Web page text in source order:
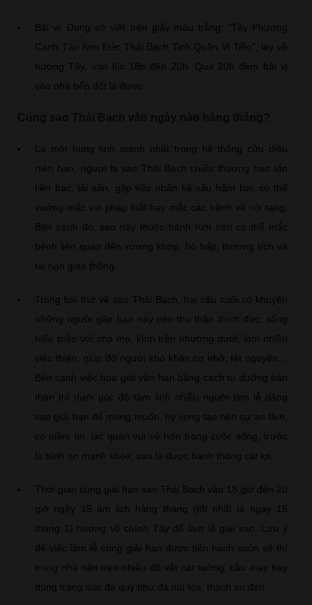
Bài vị: Dùng sớ viết trên giấy màu trắng: “Tây Phương
Canh Tân Kim Đức Thái Bạch Tinh Quân Vị Tiền”, lạy về
hướng Tây, vào lúc 18h đến 20h.​ Qua 20h đem bài vị
vào nhà bếp đốt là được.
Là một hung tinh mạnh nhất trong hệ thống cửu diệu
niên hạn, người bị sao Thái Bạch chiếu thường hao tốn
tiền bạc, tài sản, gặp tiểu nhân kẻ xấu hãm hại, có thể
vướng mắc với pháp luật hay mắc các bệnh về nội tạng.
Bên cạnh đó, sao này thuộc hành Kim nên có thể mắc
bệnh liên quan đến xương khớp, hô hấp, thương tích và
tai nạn giao thông.
Trong bài thơ về sao Thái Bạch, hai câu cuối có khuyên
những người gặp hạn này nên thu thân thích đức, sống
hiếu thảo với cha mẹ, kính trên nhường dưới, làm nhiều
việc thiện, giúp đỡ người khó khăn cơ nhỡ, tật nguyền…
Bên cạnh việc hóa giải vận hạn bằng cách tu dưỡng bản
thân thì dưới góc độ tâm linh nhiều người làm lễ dâng
sao giải hạn để mong muốn, hy vọng tạo nên sự an tâm,
có niềm tin, lạc quan vui vẻ hơn trong cuộc sống, trước
là bình an mạnh khỏe, sau là được hanh thông cát lợi.
Thời gian cúng giải hạn sao Thái Bạch vào 18 giờ đến 20
giờ ngày 15 âm lịch hàng tháng (tốt nhất là ngày 15
tháng 1) hướng về chính Tây để làm lễ giải sao. Lưu ý
để việc làm lễ cúng giải hạn được tiến hành suôn sẻ thì
trong nhà nên treo nhiều đồ vật cát tường, cầu may hay
dùng trang sức đá quý như đá núi lửa, thạch an đen…